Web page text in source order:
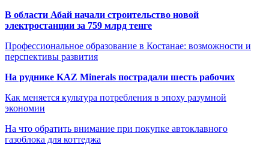
В области Абай начали строительство новой
электростанции за 759 млрд тенге
Профессиональное образование в Костанае: возможности и
перспективы развития
На руднике KAZ Minerals пострадали шесть рабочих
Как меняется культура потребления в эпоху разумной
экономии
На что обратить внимание при покупке автоклавного
газоблока для коттеджа